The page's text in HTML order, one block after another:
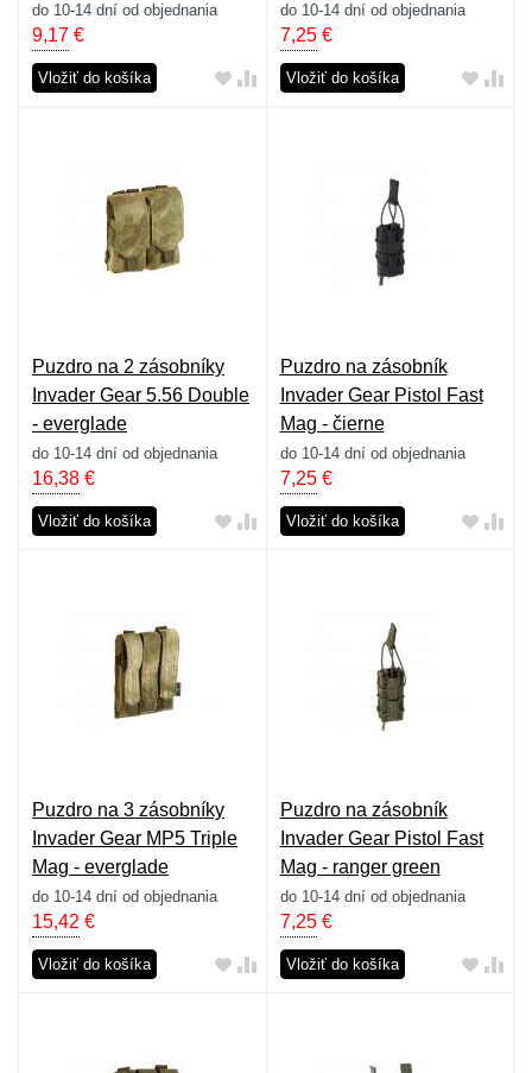
do 10-14 dní od objednania
9,17 €
Vložiť do košíka
do 10-14 dní od objednania
7,25€
Vložiť do košíka
Puzdro na 2 zásobníky
Invader Gear 5.56 Double
- everglade
do 10-14 dní od objednania
16,38 €
Vložiť do košíka
Puzdro na zásobník
Invader Gear Pistol Fast
Mag - čierne
do 10-14 dní od objednania
7,25€
Vložiť do košíka
Puzdro na 3 zásobníky
Invader Gear MP5 Triple
Mag - everglade
do 10-14 dní od objednania
15,42 €
Vložiť do košíka
Puzdro na zásobník
Invader Gear Pistol Fast
Mag - ranger green
do 10-14 dní od objednania
7,25€
Vložiť do košíka